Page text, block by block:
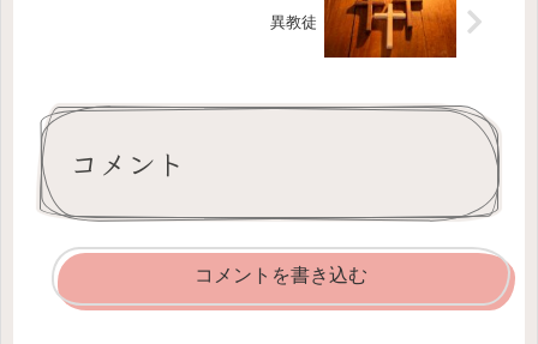
異教徒
コメント
コメントを書き込む